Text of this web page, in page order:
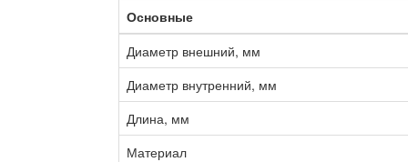
Основные
Диаметр внешний, мм
Диаметр внутренний, мм
Длина, мм
Материал